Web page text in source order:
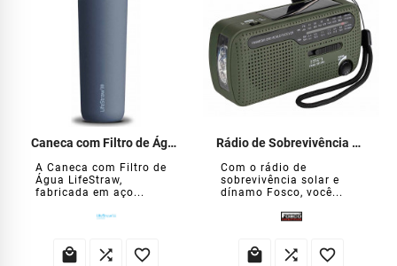
Caneca com Filtro de Água LifeStraw
A Caneca com Filtro de
Água LifeStraw,
fabricada em aço...
  
Rádio de Sobrevivência Solar e Dínamo
Com o rádio de
sobrevivência solar e
dínamo Fosco, você...
  